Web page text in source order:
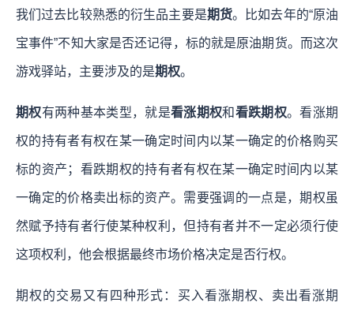
我们过去比较熟悉的衍生品主要是期货。比如去年的“原油
宝事件”不知大家是否还记得，标的就是原油期货。而这次
游戏驿站，主要涉及的是期权。
期权有两种基本类型，就是看涨期权和看跌期权。看涨期
权的持有者有权在某一确定时间内以某一确定的价格购买
标的资产；看跌期权的持有者有权在某一确定时间内以某
一确定的价格卖出标的资产。需要强调的一点是，期权虽
然赋予持有者行使某种权利，但持有者并不一定必须行使
这项权利，他会根据最终市场价格决定是否行权。
期权的交易又有四种形式：买入看涨期权、卖出看涨期